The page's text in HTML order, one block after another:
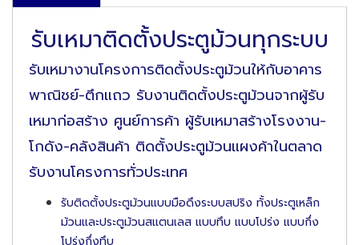
รับเหมาติดตั้งประตูม้วนทุกระบบ
รับเหมางานโครงการติดตั้งประตูม้วนให้กับอาคาร
พาณิชย์-ตึกแถว รับงานติดตั้งประตูม้วนจากผู้รับ
เหมาก่อสร้าง ศูนย์การค้า ผู้รับเหมาสร้างโรงงาน-
โกดัง-คลังสินค้า ติดตั้งประตูม้วนแผงค้าในตลาด
รับงานโครงการทั่วประเทศ
รับติดตั้งประตูม้วนแบบมือดึงระบบสปริง ทั้งประตูเหล็ก
ม้วนและประตูม้วนสแตนเลส แบบทึบ แบบโปร่ง แบบกึ่ง
โปร่งกึ่งทึบ